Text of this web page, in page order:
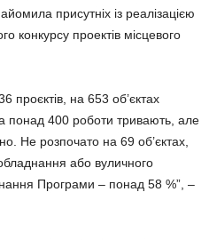
присутніх із реалізацією
конкурсу проектів місцевого
проєктів, на 653 об’єктах
понад 400 роботи тривають, але
Не розпочато на 69 об’єктах,
або вуличного
Програми – понад 58 %”, –